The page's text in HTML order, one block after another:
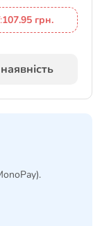
107.95 грн.